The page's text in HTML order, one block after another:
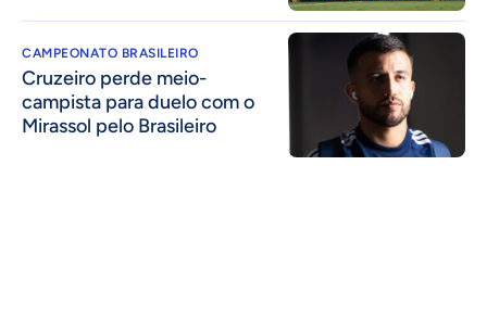
CAMPEONATO BRASILEIRO
Cruzeiro perde meio-
campista para duelo com o
Mirassol pelo Brasileiro